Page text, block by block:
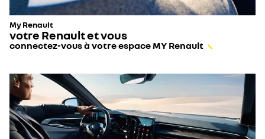
My Renault
votre Renault et vous
connectez-vous à votre espace MY Renault